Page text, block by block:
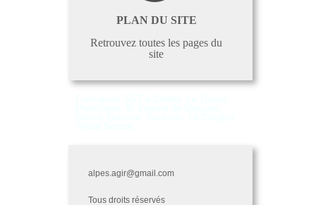
PLAN DU SITE
Retrouvez toutes les pages du
site
alpes.agir@gmail.com
Tous droits réservés